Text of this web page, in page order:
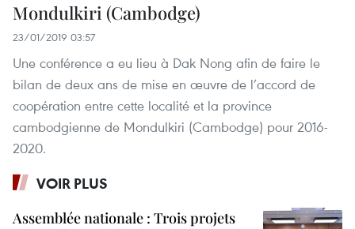
Mondulkiri (Cambodge)
23/01/2019 03:57
Une conférence a eu lieu à Dak Nong afin de faire le
bilan de deux ans de mise en œuvre de l’accord de
coopération entre cette localité et la province
cambodgienne de Mondulkiri (Cambodge) pour 2016-
2020.
VOIR PLUS
Assemblée nationale : Trois projets